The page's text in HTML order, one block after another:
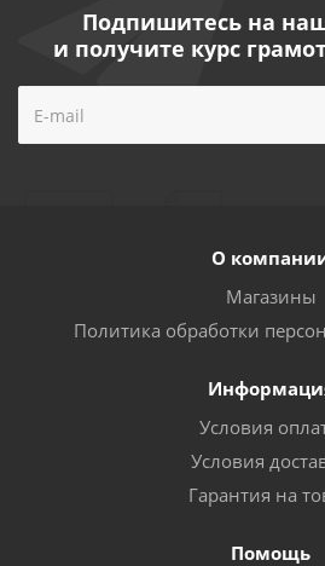
Подпишитесь на
и получите курс
О
Магазины
Политика обработки
Условия
Условия
Гарантия на
Помощь